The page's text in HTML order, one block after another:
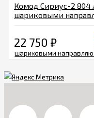
Комод Сириус-2 804
шариковыми
22 750 ₽